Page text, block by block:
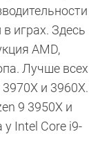
играх. Здесь
AMD,
Лучше всех
и 3960X.
9 3950X и
у Intel Core i9-